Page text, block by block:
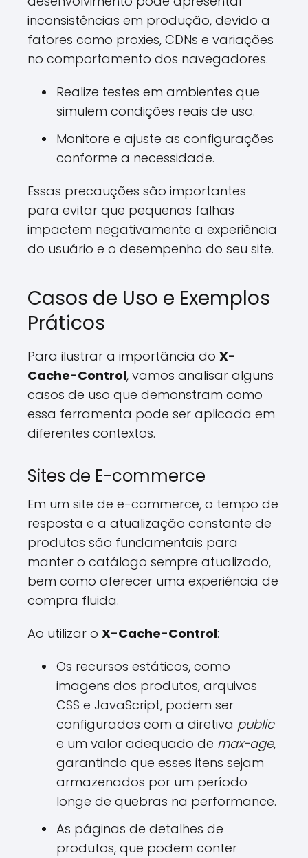
inconsistências em produção, devido a
fatores como proxies, CDNs e variações
no comportamento dos navegadores.
Realize testes em ambientes que
simulem condições reais de uso.
Monitore e ajuste as configurações
conforme a necessidade.
Essas precauções são importantes
para evitar que pequenas falhas
impactem negativamente a experiência
do usuário e o desempenho do seu site.
Casos de Uso e Exemplos
Práticos
Para ilustrar a importância do X-
Cache-Control, vamos analisar alguns
casos de uso que demonstram como
essa ferramenta pode ser aplicada em
diferentes contextos.
Sites de E-commerce
Em um site de e-commerce, o tempo de
resposta e a atualização constante de
produtos são fundamentais para
manter o catálogo sempre atualizado,
bem como oferecer uma experiência de
compra fluida.
Ao utilizar o X-Cache-Control:
Os recursos estáticos, como
imagens dos produtos, arquivos
CSS e JavaScript, podem ser
configurados com a diretiva public
e um valor adequado de max-age,
garantindo que esses itens sejam
armazenados por um período
longe de quebras na performance.
As páginas de detalhes de
produtos, que podem conter